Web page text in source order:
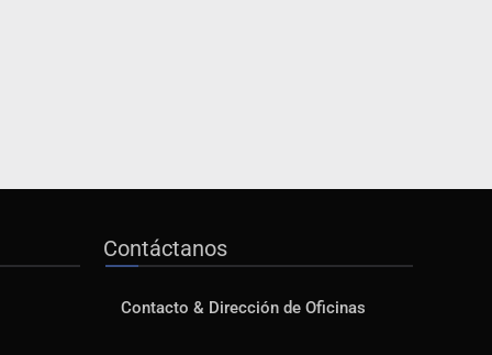
Contáctanos
Contacto & Dirección de Oficinas